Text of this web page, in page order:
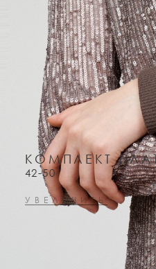
КОМПЛЕКТ
42-50
УВЕЛИЧИТЬ